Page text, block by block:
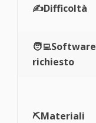
✍️Difficoltà
🧑‍💻Software
richiesto
⛏️Materiali